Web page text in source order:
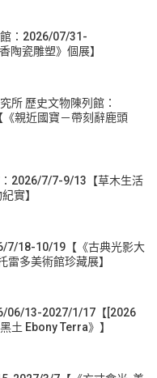
：2026/07/31-
陶瓷雕塑》個展】
所 歷史文物陳列館：
親近國寶－帶刻辭鹿頭
2026/7/7-9/13【草木生活
實】
7/18-10/19【《古典光影大
多美術館珍藏展】
06/13-2027/1/17【[2026
土 Ebony Terra》】